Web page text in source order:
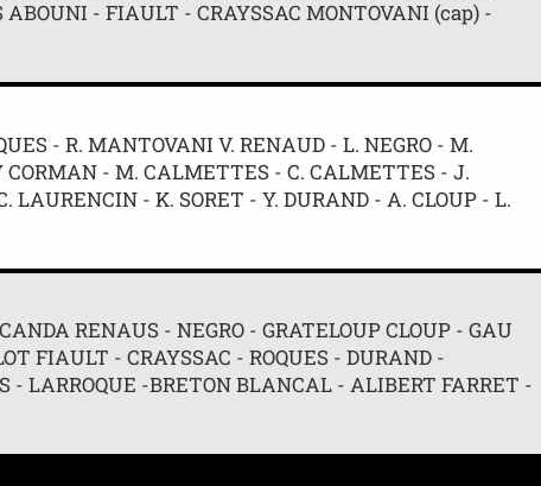
- FIAULT - CRAYSSAC MONTOVANI (cap) -
- R. MANTOVANI V. RENAUD - L. NEGRO - M.
CORMAN - M. CALMETTES - C. CALMETTES - J.
LAURENCIN - K. SORET - Y. DURAND - A. CLOUP - L.
RENAUS - NEGRO - GRATELOUP CLOUP - GAU
FIAULT - CRAYSSAC - ROQUES - DURAND -
LARROQUE -BRETON BLANCAL - ALIBERT FARRET -